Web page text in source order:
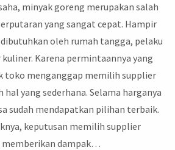
minyak goreng merupakan salah
yang sangat cepat. Hampir
oleh rumah tangga, pelaku
Karena permintaannya yang
toko menganggap memilih supplier
yang sederhana. Selama harganya
sudah mendapatkan pilihan terbaik.
keputusan memilih supplier
memberikan dampak…